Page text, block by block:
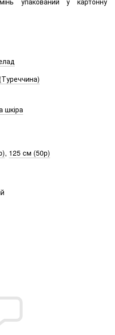
шкіра
, 125 см (50р)